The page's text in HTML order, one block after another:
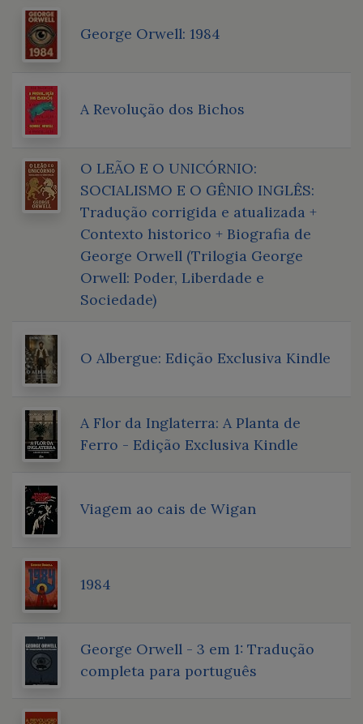
George Orwell: 1984
A Revolução dos Bichos
O LEÃO E O UNICÓRNIO:
SOCIALISMO E O GÊNIO INGLÊS:
Tradução corrigida e atualizada +
Contexto historico + Biografia de
George Orwell (Trilogia George
Orwell: Poder, Liberdade e
Sociedade)
O Albergue: Edição Exclusiva Kindle
A Flor da Inglaterra: A Planta de
Ferro - Edição Exclusiva Kindle
Viagem ao cais de Wigan
1984
George Orwell - 3 em 1: Tradução
completa para português